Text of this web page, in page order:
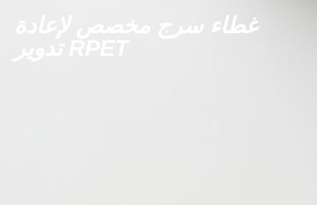
غطاء سرج مخصص لإعادة